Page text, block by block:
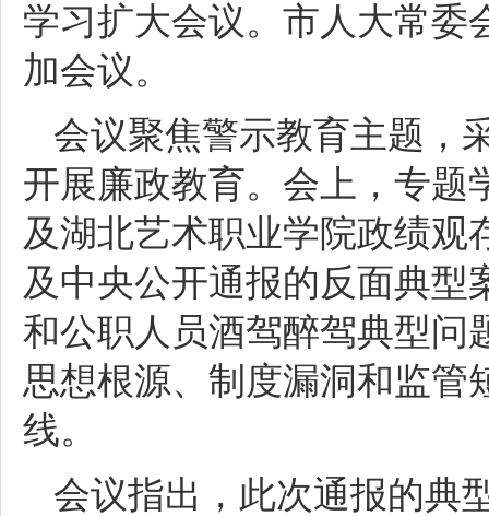
学习扩大会议。市人大常委
加会议。
会议聚焦警示教育主题，
开展廉政教育。会上，专题
及湖北艺术职业学院政绩观
及中央公开通报的反面典型
和公职人员酒驾醉驾典型问
思想根源、制度漏洞和监管
线。
会议指出，此次通报的典